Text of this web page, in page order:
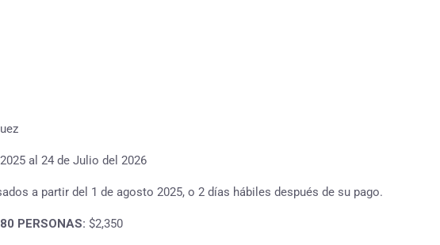
al 24 de Julio del 2026
a partir del 1 de agosto 2025, o 2 días hábiles después de su pago.
PERSONAS: $2,350